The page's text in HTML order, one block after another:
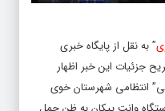
” به نقل از پایگاه خبری
جزئیات این خبر اظهار
انتظامی شهرستان خوی